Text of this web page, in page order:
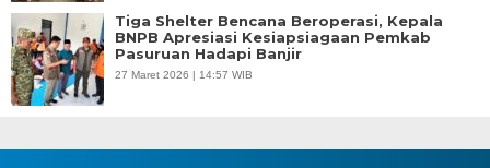
Tiga Shelter Bencana Beroperasi, Kepala
BNPB Apresiasi Kesiapsiagaan Pemkab
Pasuruan Hadapi Banjir
27 Maret 2026 | 14:57 WIB